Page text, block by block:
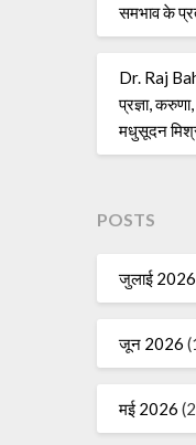
समभाव के
Dr. Raj
प्रज्ञा,
मधुसूदन
POSTS
जुलाई 2026
जून 2026
मई 2026